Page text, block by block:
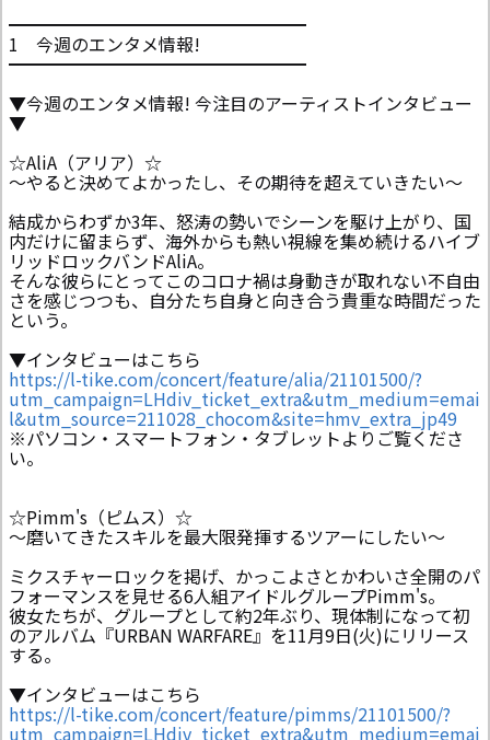
━━━━━━━━━━━━━━━━━
1 今週のエンタメ情報!
━━━━━━━━━━━━━━━━━
▼今週のエンタメ情報! 今注目のアーティストインタビュー
▼
☆AliA（アリア）☆
～やると決めてよかったし、その期待を超えていきたい～
結成からわずか3年、怒涛の勢いでシーンを駆け上がり、国
内だけに留まらず、海外からも熱い視線を集め続けるハイブ
リッドロックバンドAliA。
そんな彼らにとってこのコロナ禍は身動きが取れない不自由
さを感じつつも、自分たち自身と向き合う貴重な時間だった
という。
▼インタビューはこちら
https://l-tike.com/concert/feature/alia/21101500/?
utm_campaign=LHdiv_ticket_extra&utm_medium=emai
l&utm_source=211028_chocom&site=hmv_extra_jp49
※パソコン・スマートフォン・タブレットよりご覧くださ
い。
☆Pimm's（ピムス）☆
～磨いてきたスキルを最大限発揮するツアーにしたい～
ミクスチャーロックを掲げ、かっこよさとかわいさ全開のパ
フォーマンスを見せる6人組アイドルグループPimm's。
彼女たちが、グループとして約2年ぶり、現体制になって初
のアルバム『URBAN WARFARE』を11月9日(火)にリリース
する。
▼インタビューはこちら
https://l-tike.com/concert/feature/pimms/21101500/?
utm_campaign=LHdiv_ticket_extra&utm_medium=emai